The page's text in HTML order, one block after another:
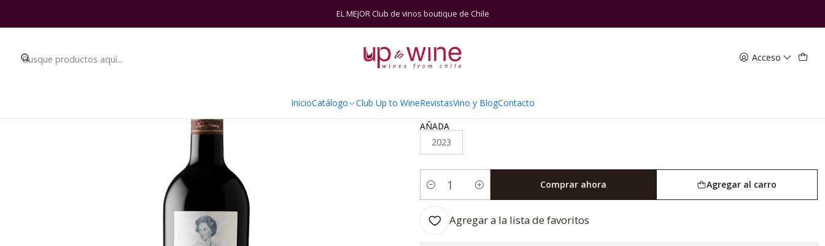
Acceso
InicioCatálogo Club Up to WineRevistasVino y BlogContacto
EL MEJOR Club de vinos boutique de Chile
Cabernet Sauvignon Laura Hartwig Cabernet Sauvignon - Selección del Viticultor
|
Laura Hartwig Cabernet Sauvignon -
AÑADA
2023
Cantidad
Agregar al carro
Comprar ahora
Agregar a la lista de favoritos